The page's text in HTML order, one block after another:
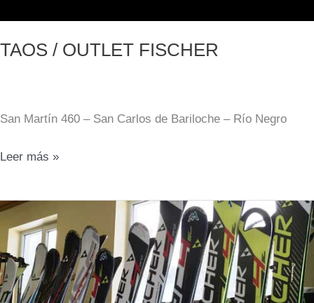
TAOS / OUTLET FISCHER
San Martín 460 – San Carlos de Bariloche – Río Negro
TAOS
FISCHER
Leer más »